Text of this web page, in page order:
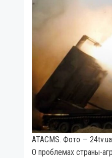
ATACMS. Фото — 24tv.ua
О проблемах страны-